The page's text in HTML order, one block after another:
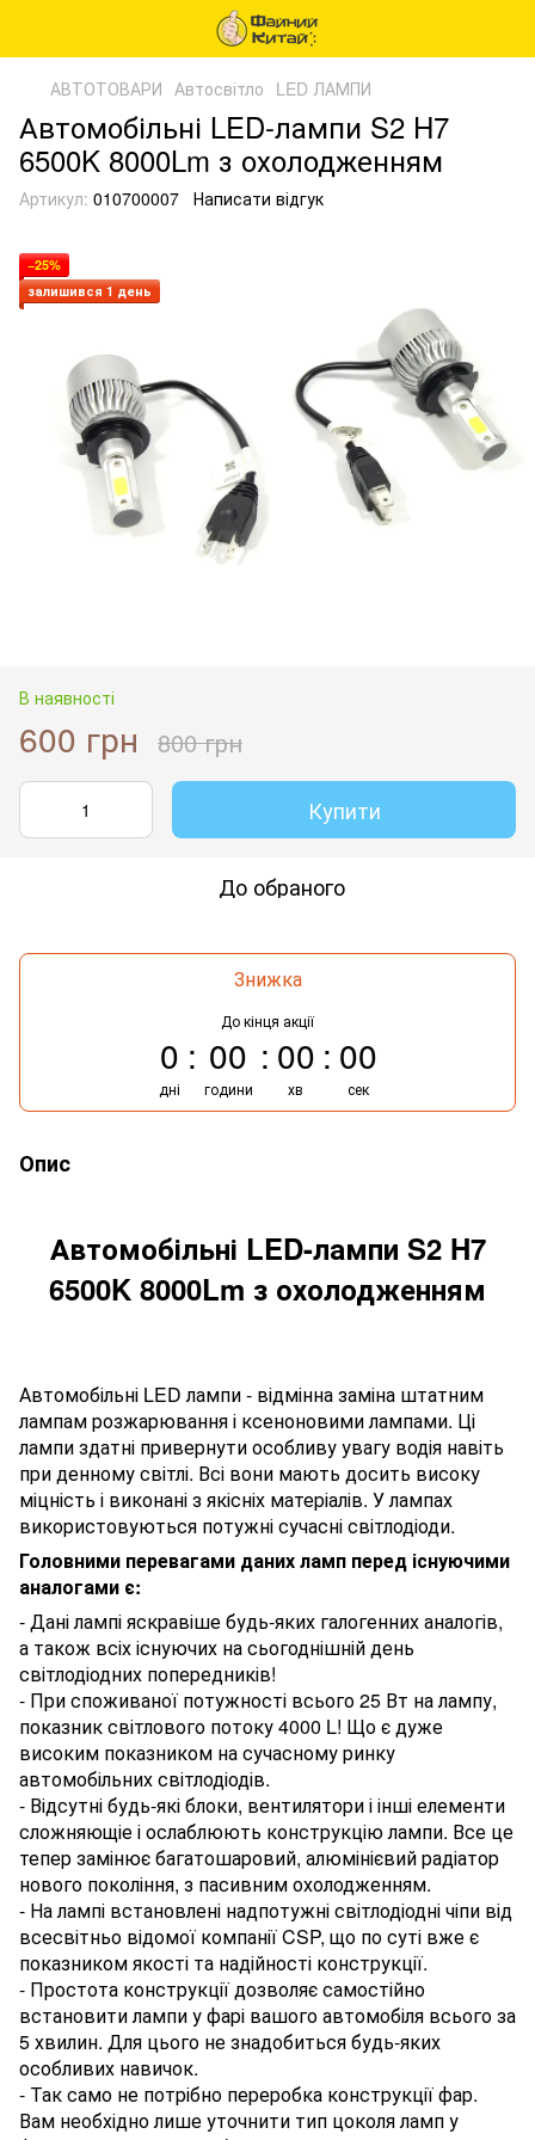
АВТОТОВАРИ Автосвітло LED ЛАМПИ
Автомобільні LED-лампи S2 H7
6500K 8000Lm з охолодженням
Артикул: 010700007 Написати відгук
−25%
залишився 1 день
В наявності
600 грн 800 грн
Купити
До обраного
Знижка
До кінця акції
0
дні
00
години
00
хв
00
сек
Опис
Автомобільні LED-лампи S2 H7
6500K 8000Lm з охолодженням
Автомобільні LED лампи - відмінна заміна штатним
лампам розжарювання і ксеноновими лампами. Ці
лампи здатні привернути особливу увагу водія навіть
при денному світлі. Всі вони мають досить високу
міцність і виконані з якісніх матеріалів. У лампах
використовуються потужні сучасні світлодіоди.
Головними перевагами даних ламп перед існуючими
аналогами є:
- Дані лампі яскравіше будь-яких галогенних аналогів,
а також всіх існуючих на сьогоднішній день
світлодіодних попередників!
- При споживаної потужності всього 25 Вт на лампу,
показник світлового потоку 4000 L! Що є дуже
високим показником на сучасному ринку
автомобільних світлодіодів.
- Відсутні будь-які блоки, вентилятори і інші елементи
сложняющіе і ослаблюють конструкцію лампи. Все це
тепер замінює багатошаровий, алюмінієвий радіатор
нового покоління, з пасивним охолодженням.
- На лампі встановлені надпотужні світлодіодні чіпи від
всесвітньо відомої компанії CSP, що по суті вже є
показником якості та надійності конструкції.
- Простота конструкції дозволяє самостійно
встановити лампи у фарі вашого автомобіля всього за
5 хвилин. Для цього не знадобиться будь-яких
особливих навичок.
- Так само не потрібно переробка конструкції фар.
Вам необхідно лише уточнити тип цоколя ламп у